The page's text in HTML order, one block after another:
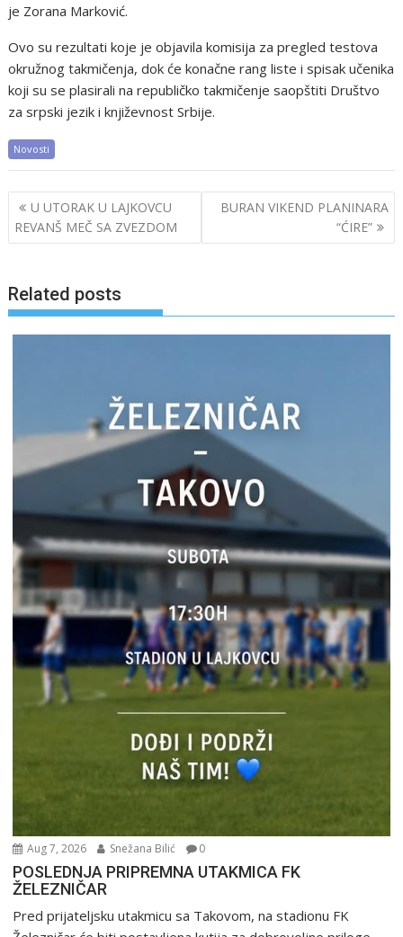
je Zorana Marković.
Ovo su rezultati koje je objavila komisija za pregled testova
okružnog takmičenja, dok će konačne rang liste i spisak učenika
koji su se plasirali na republičko takmičenje saopštiti Društvo
za srpski jezik i književnost Srbije.
Novosti
Post
navigation
U UTORAK U LAJKOVCU
REVANŠ MEČ SA ZVEZDOM
BURAN VIKEND PLANINARA
“ĆIRE”
Related posts
Aug 7, 2026 Snežana Bilić 0
POSLEDNJA PRIPREMNA UTAKMICA FK
ŽELEZNIČAR
Pred prijateljsku utakmicu sa Takovom, na stadionu FK